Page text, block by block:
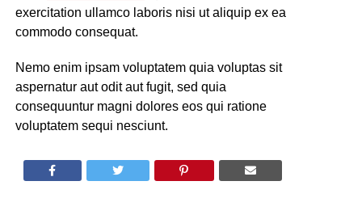
exercitation ullamco laboris nisi ut aliquip ex ea
commodo consequat.
Nemo enim ipsam voluptatem quia voluptas sit
aspernatur aut odit aut fugit, sed quia
consequuntur magni dolores eos qui ratione
voluptatem sequi nesciunt.